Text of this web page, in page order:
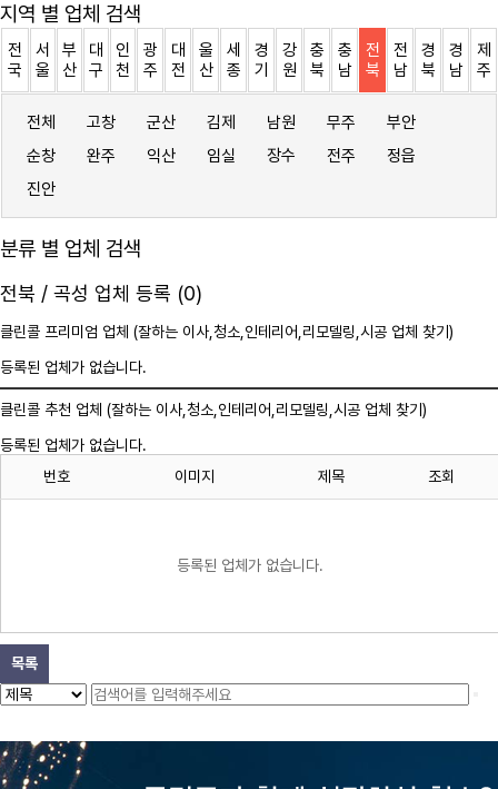
지역 별 업체 검색
전
국
서
울
부
산
대
구
인
천
광
주
대
전
울
산
세
종
경
기
강
원
충
북
충
남
전
북
전
남
경
북
경
남
제
주
전체 고창 군산 김제 남원 무주
부안
순창
완주 익산 임실 장수 전주
정읍
진안
분류 별 업체 검색
전북 / 곡성 업체 등록 (0)
클린콜 프리미엄 업체 (잘하는 이사, 청소 ,인테리어,리모델링,시공 업체 찾기)
등록된 업체가 없습니다.
클린콜 추천 업체 (잘하는 이사, 청소 ,인테리어,리모델링,시공 업체 찾기)
등록된 업체가 없습니다.
번호
이미지 제목 조회
등록된 업체가 없습니다.
목록